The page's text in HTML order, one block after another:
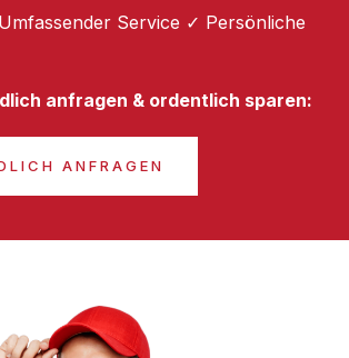
Service ✓ Persönliche
anfragen & ordentlich sparen:
ANFRAGEN